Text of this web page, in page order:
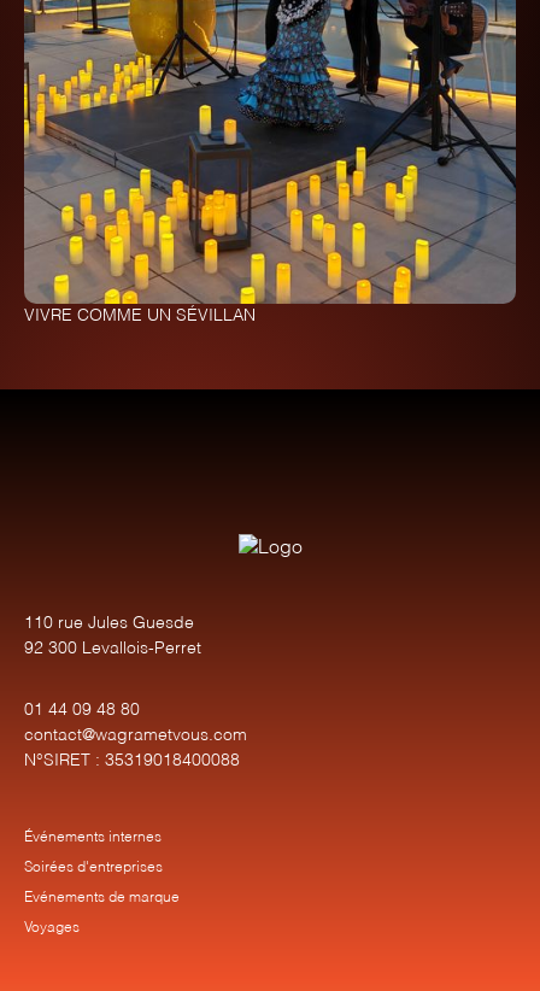
VIVRE COMME UN SÉVILLAN
110 rue Jules Guesde
92 300 Levallois-Perret
01 44 09 48 80
contact@wagrametvous.com
N°SIRET : 35319018400088
Événements internes
Soirées d'entreprises
Evénements de marque
Voyages